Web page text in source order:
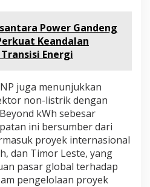
Power Gandeng
Keandalan
Energi
juga menunjukkan
non-listrik dengan
kWh sebesar
ini bersumber dari
proyek internasional
dan Timor Leste, yang
pasar global terhadap
pengelolaan proyek